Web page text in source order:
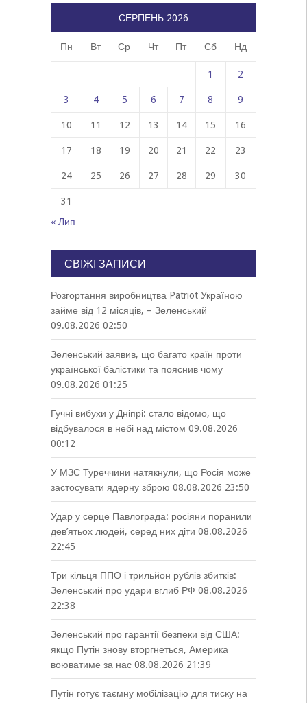
СЕРПЕНЬ 2026
Пн Вт Ср Чт Пт Сб Нд
1 2
3 4 5 6 7 8 9
10 11 12 13 14 15 16
17 18 19 20 21 22 23
24 25 26 27 28 29 30
31
« Лип
СВІЖІ ЗАПИСИ
Розгортання виробництва Patriot Україною
займе від 12 місяців, – Зеленський
09.08.2026 02:50
Зеленський заявив, що багато країн проти
української балістики та пояснив чому
09.08.2026 01:25
Гучні вибухи у Дніпрі: стало відомо, що
відбувалося в небі над містом 09.08.2026
00:12
У МЗС Туреччини натякнули, що Росія може
застосувати ядерну зброю 08.08.2026 23:50
Удар у серце Павлограда: росіяни поранили
дев’ятьох людей, серед них діти 08.08.2026
22:45
Три кільця ППО і трильйон рублів збитків:
Зеленський про удари вглиб РФ 08.08.2026
22:38
Зеленський про гарантії безпеки від США:
якщо Путін знову вторгнеться, Америка
воюватиме за нас 08.08.2026 21:39
Путін готує таємну мобілізацію для тиску на